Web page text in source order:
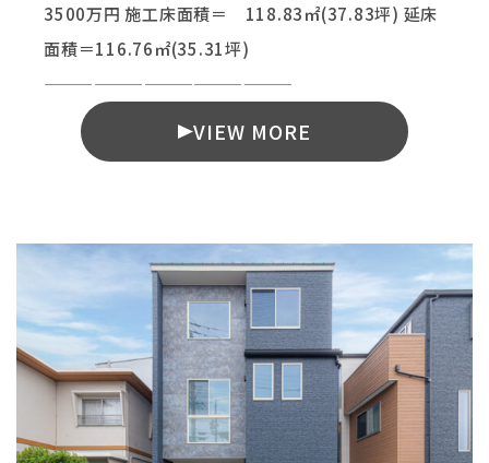
3500万円 施工床面積＝ 118.83㎡(37.83坪) 延床
面積＝116.76㎡(35.31坪)
———————————————
VIEW MORE